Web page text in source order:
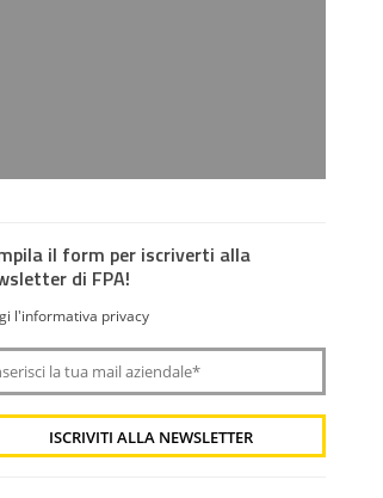
il form per iscriverti alla
di FPA!
l'informativa privacy